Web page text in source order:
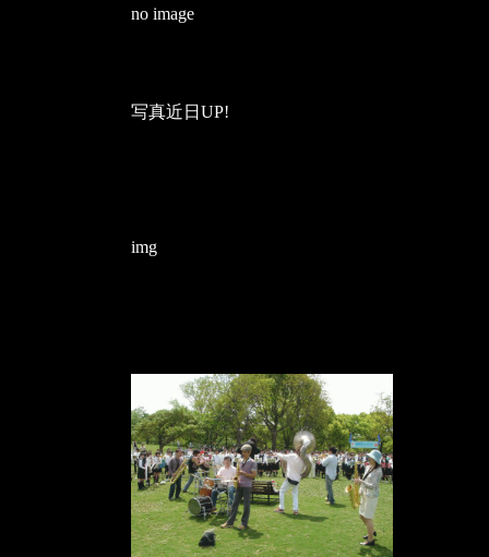
no image
写真近日UP!
img